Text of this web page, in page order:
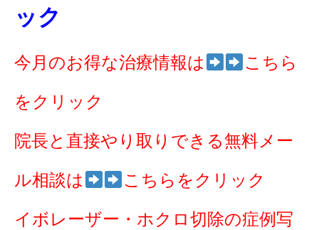
ック
今月のお得な治療情報は こちら
をクリック
院長と直接やり取りできる無料メー
ル相談は こちらをクリック
イボレーザー・ホクロ切除の症例写